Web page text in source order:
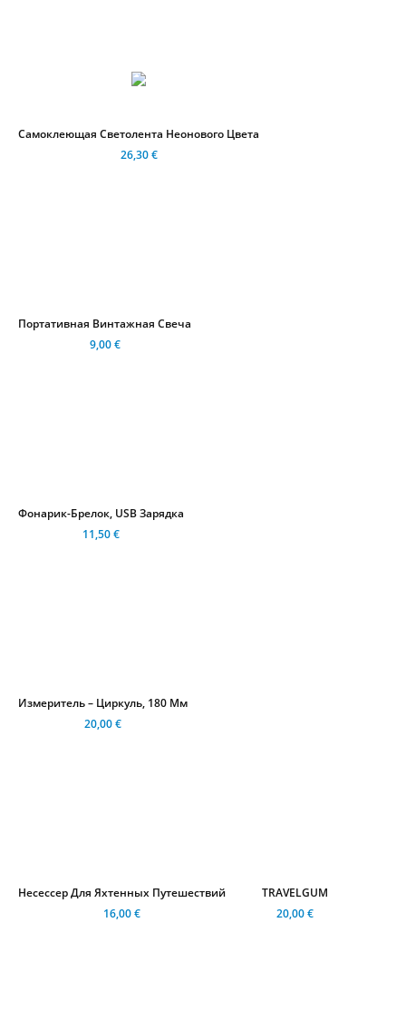
Самоклеющая Светолента Неонового Цвета
26,30 €
Портативная Винтажная Свеча
9,00 €
Фонарик-Брелок, USB Зарядка
11,50 €
Измеритель – Циркуль, 180 Мм
20,00 €
Несессер Для Яхтенных Путешествий
16,00 €
TRAVELGUM
20,00 €